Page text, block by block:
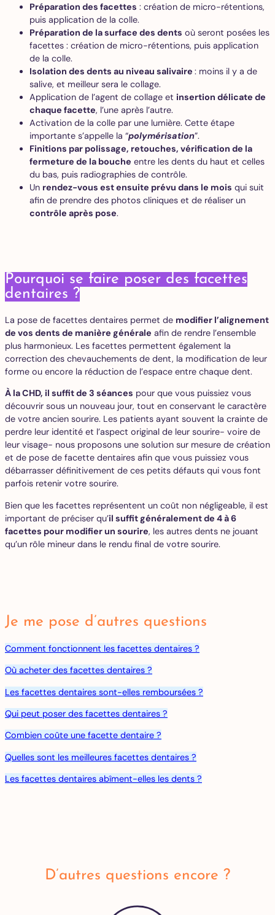
Préparation des facettes : création de micro-rétentions,
puis application de la colle.
Préparation de la surface des dents où seront posées les
facettes : création de micro-rétentions, puis application
de la colle.
Isolation des dents au niveau salivaire : moins il y a de
salive, et meilleur sera le collage.
Application de l’agent de collage et insertion délicate de
chaque facette, l’une après l’autre.
Activation de la colle par une lumière. Cette étape
importante s’appelle la “polymérisation”.
Finitions par polissage, retouches, vérification de la
fermeture de la bouche entre les dents du haut et celles
du bas, puis radiographies de contrôle.
Un rendez-vous est ensuite prévu dans le mois qui suit
afin de prendre des photos cliniques et de réaliser un
contrôle après pose.
Pourquoi se faire poser des facettes
dentaires ?
La pose de facettes dentaires permet de modifier l’alignement
de vos dents de manière générale afin de rendre l’ensemble
plus harmonieux. Les facettes permettent également la
correction des chevauchements de dent, la modification de leur
forme ou encore la réduction de l’espace entre chaque dent.
À la CHD, il suffit de 3 séances pour que vous puissiez vous
découvrir sous un nouveau jour, tout en conservant le caractère
de votre ancien sourire. Les patients ayant souvent la crainte de
perdre leur identité et l’aspect original de leur sourire- voire de
leur visage- nous proposons une solution sur mesure de création
et de pose de facette dentaires afin que vous puissiez vous
débarrasser définitivement de ces petits défauts qui vous font
parfois retenir votre sourire.
Bien que les facettes représentent un coût non négligeable, il est
important de préciser qu’il suffit généralement de 4 à 6
facettes pour modifier un sourire, les autres dents ne jouant
qu’un rôle mineur dans le rendu final de votre sourire.
Je me pose d’autres questions
Comment fonctionnent les facettes dentaires ?
Où acheter des facettes dentaires ?
Les facettes dentaires sont-elles remboursées ?
Qui peut poser des facettes dentaires ?
Combien coûte une facette dentaire ?
Quelles sont les meilleures facettes dentaires ?
Les facettes dentaires abîment-elles les dents ?
D’autres questions encore ?